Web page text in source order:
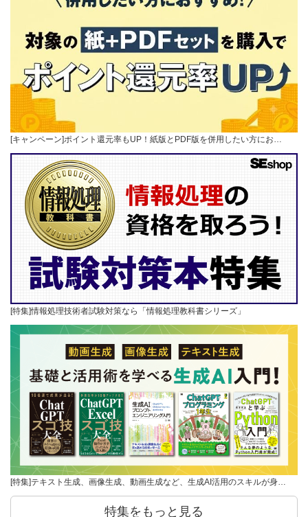
[キャンペーン]ポイント還元率もUP！紙版とPDF版を併用したい方にお…
[特集]情報処理技術者試験対策なら「情報処理教科書シリーズ」
[特集]テキスト生成、画像生成、動画生成など、生成AI活用のスキルが身…
特集をもっと見る